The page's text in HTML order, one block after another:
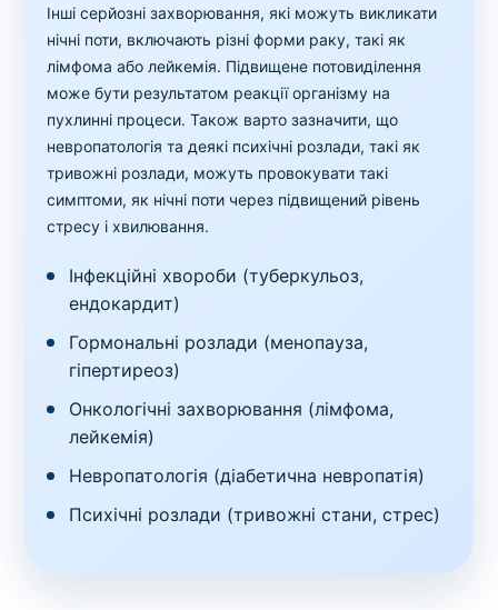
Інші серйозні захворювання, які можуть викликати
нічні поти, включають різні форми раку, такі як
лімфома або лейкемія. Підвищене потовиділення
може бути результатом реакції організму на
пухлинні процеси. Також варто зазначити, що
невропатологія та деякі психічні розлади, такі як
тривожні розлади, можуть провокувати такі
симптоми, як нічні поти через підвищений рівень
стресу і хвилювання.
Інфекційні хвороби (туберкульоз,
ендокардит)
Гормональні розлади (менопауза,
гіпертиреоз)
Онкологічні захворювання (лімфома,
лейкемія)
Невропатологія (діабетична невропатія)
Психічні розлади (тривожні стани, стрес)